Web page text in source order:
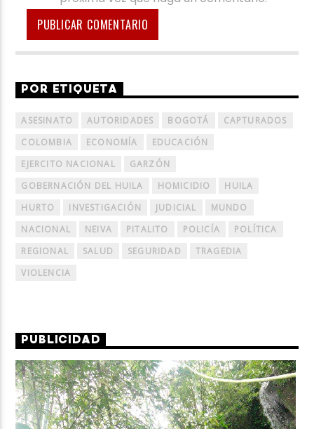
POR ETIQUETA
ASESINATO AUTORIDADES BOGOTÁ
CAPTURADOS
COLOMBIA
ECONOMÍA
EDUCACIÓN
EJERCITO NACIONAL
GARZÓN
GOBERNACIÓN DEL HUILA
HOMICIDIO
HUILA
HURTO
INVESTIGACIÓN JUDICIAL
MUNDO
NACIONAL
NEIVA PITALITO POLICÍA
POLÍTICA
REGIONAL
SALUD SEGURIDAD
TRAGEDIA
VIOLENCIA
PUBLICIDAD